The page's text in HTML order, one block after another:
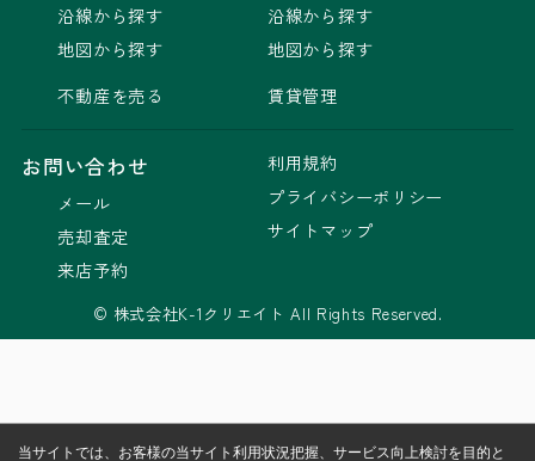
沿線から探す
地図から探す
不動産を売る
沿線から探す
地図から探す
賃貸管理
お問い合わせ
メール
売却査定
来店予約
利用規約
プライバシーポリシー
サイトマップ
© 株式会社K-1クリエイト All Rights Reserved.
当サイトでは、お客様の当サイト利用状況把握、サービス向上検討を目的と